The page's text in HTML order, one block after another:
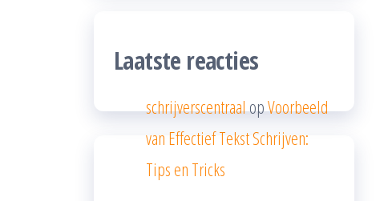
Laatste reacties
schrijverscentraalopVoorbeeld
van Effectief Tekst Schrijven:
Tips en Tricks